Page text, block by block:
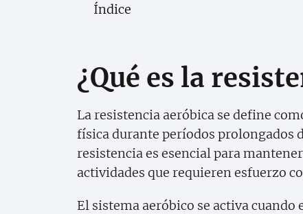
Índice
¿Qué es la
La resistencia aeróbica se define
física durante períodos prolongados
resistencia es esencial para
actividades que requieren esfuerzo
El sistema aeróbico se activa